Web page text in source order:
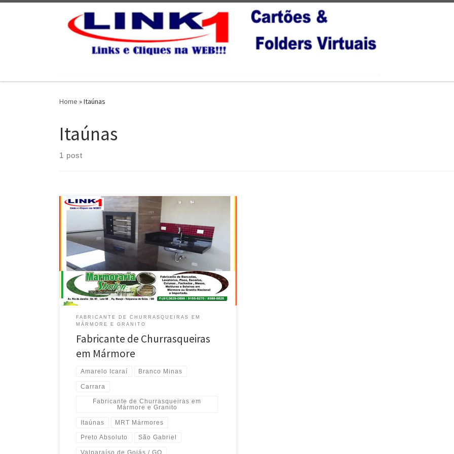
Home »Itaúnas
Itaúnas
1 post
Revestimento de Churrasqueiras em granito Preto
Absoluto – Atende Park Way e LagoSul / DF Fabricante
de Churrasqueiras, mármore Branco Minas – Atende
Taguatinga / DF Revestimento de Churrasqueiras em
mármore Branco Siena – Atende Gama e Santa Maria
/DF Fabricante de Churrasqueiras em Mármore Branco
Dallas – Atende Entorno […]
FABRICANTE DE CHURRASQUEIRAS EM
MÁRMORE E GRANITO
Fabricante de Churrasqueiras
em Mármore
Amarelo Icaraí Branco Minas
Carrara
Fabricante de Churrasqueiras em
Mármore e Granito
Itaúnas MRT Mármores
Preto Absoluto São Gabriel
Valparaíso de Goiás / GO